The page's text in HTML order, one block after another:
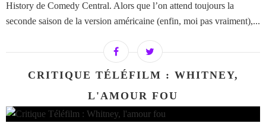
History de Comedy Central. Alors que l’on attend toujours la
seconde saison de la version américaine (enfin, moi pas vraiment),...
CRITIQUE TÉLÉFILM : WHITNEY,
L'AMOUR FOU